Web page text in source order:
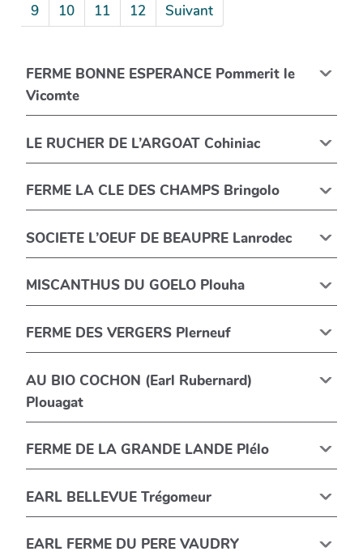
9
10 11 12 Suivant
FERME BONNE ESPERANCE Pommerit le
Vicomte
LE RUCHER DE L’ARGOAT Cohiniac
FERME LA CLE DES CHAMPS Bringolo
SOCIETE L’OEUF DE BEAUPRE Lanrodec
MISCANTHUS DU GOELO Plouha
FERME DES VERGERS Plerneuf
AU BIO COCHON (Earl Rubernard)
Plouagat
FERME DE LA GRANDE LANDE Plélo
EARL BELLEVUE Trégomeur
EARL FERME DU PERE VAUDRY